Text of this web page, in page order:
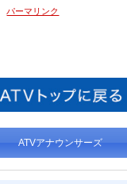
パーマリンク
ATVアナウンサーズ